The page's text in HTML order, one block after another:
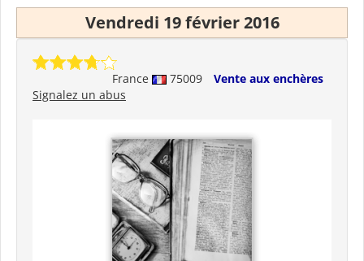
Vendredi 19 février 2016
France 75009
Vente aux enchères
Signalez un abus